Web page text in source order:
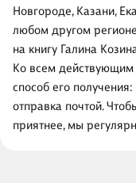
Новгороде, Казани,
любом другом
на книгу Галина
Ко всем действующим
способ его
отправка почтой.
приятнее, мы